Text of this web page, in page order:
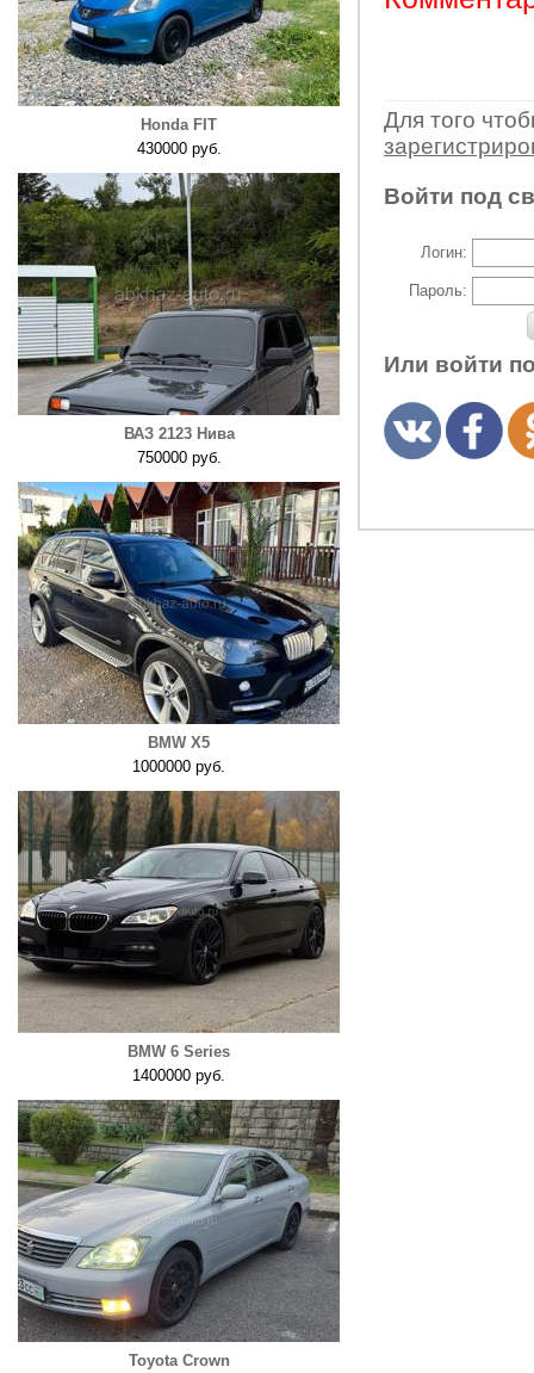
Honda FIT
430000 руб.
ВАЗ 2123 Нива
750000 руб.
BMW X5
1000000 руб.
BMW 6 Series
1400000 руб.
Toyota Crown
Для того
Войти под
Логин:
Пароль:
Или войти